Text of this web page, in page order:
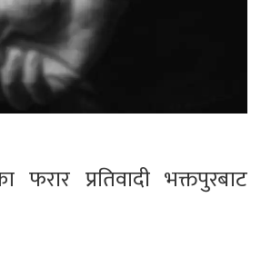
फरार प्रतिवादी भक्तपुरबाट